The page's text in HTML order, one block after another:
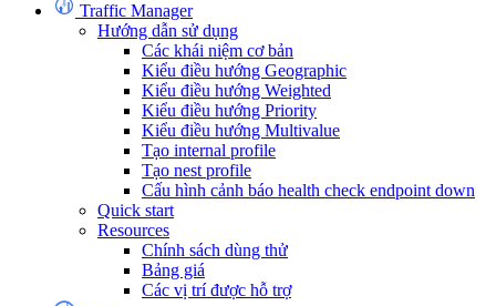
Traffic Manager
Hướng dẫn sử dụng
Các khái niệm cơ bản
Kiểu điều hướng Geographic
Kiểu điều hướng Weighted
Kiểu điều hướng Priority
Kiểu điều hướng Multivalue
Tạo internal profile
Tạo nest profile
Cấu hình cảnh báo health check endpoint down
Quick start
Resources
Chính sách dùng thử
Bảng giá
Các vị trí được hỗ trợ